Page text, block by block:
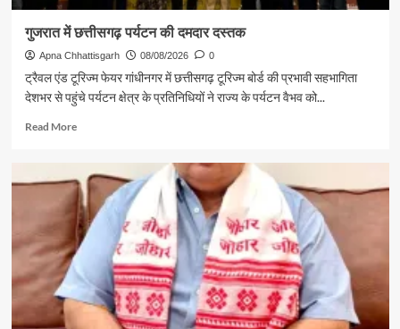
गुजरात में छत्तीसगढ़ पर्यटन की दमदार दस्तक
Apna Chhattisgarh 08/08/2026 0
ट्रैवल एंड टूरिज्म फेयर गांधीनगर में छत्तीसगढ़ टूरिज्म बोर्ड की प्रभावी सहभागिता
देशभर से पहुंचे पर्यटन क्षेत्र के प्रतिनिधियों ने राज्य के पर्यटन वैभव को...
Read MoreRead
गुजरात
में
छत्तीसगढ़
पर्यटन
की
दमदार
दस्तक